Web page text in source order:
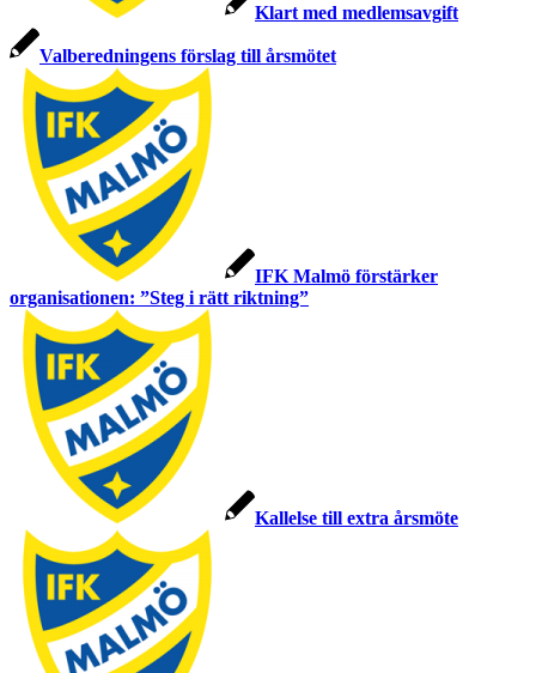
Klart med medlemsavgift
Valberedningens förslag till årsmötet
IFK Malmö förstärker
organisationen: ”Steg i rätt riktning”
Kallelse till extra årsmöte